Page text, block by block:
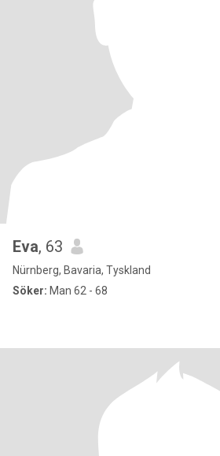
Eva, 63
Nürnberg, Bavaria, Tyskland
Söker: Man 62 - 68